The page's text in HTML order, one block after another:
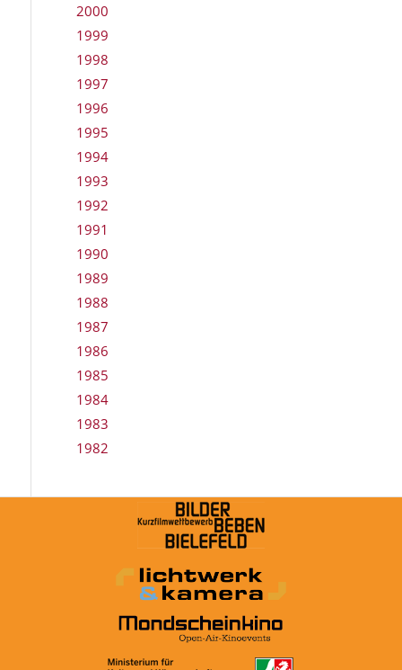
2000
1999
1998
1997
1996
1995
1994
1993
1992
1991
1990
1989
1988
1987
1986
1985
1984
1983
1982